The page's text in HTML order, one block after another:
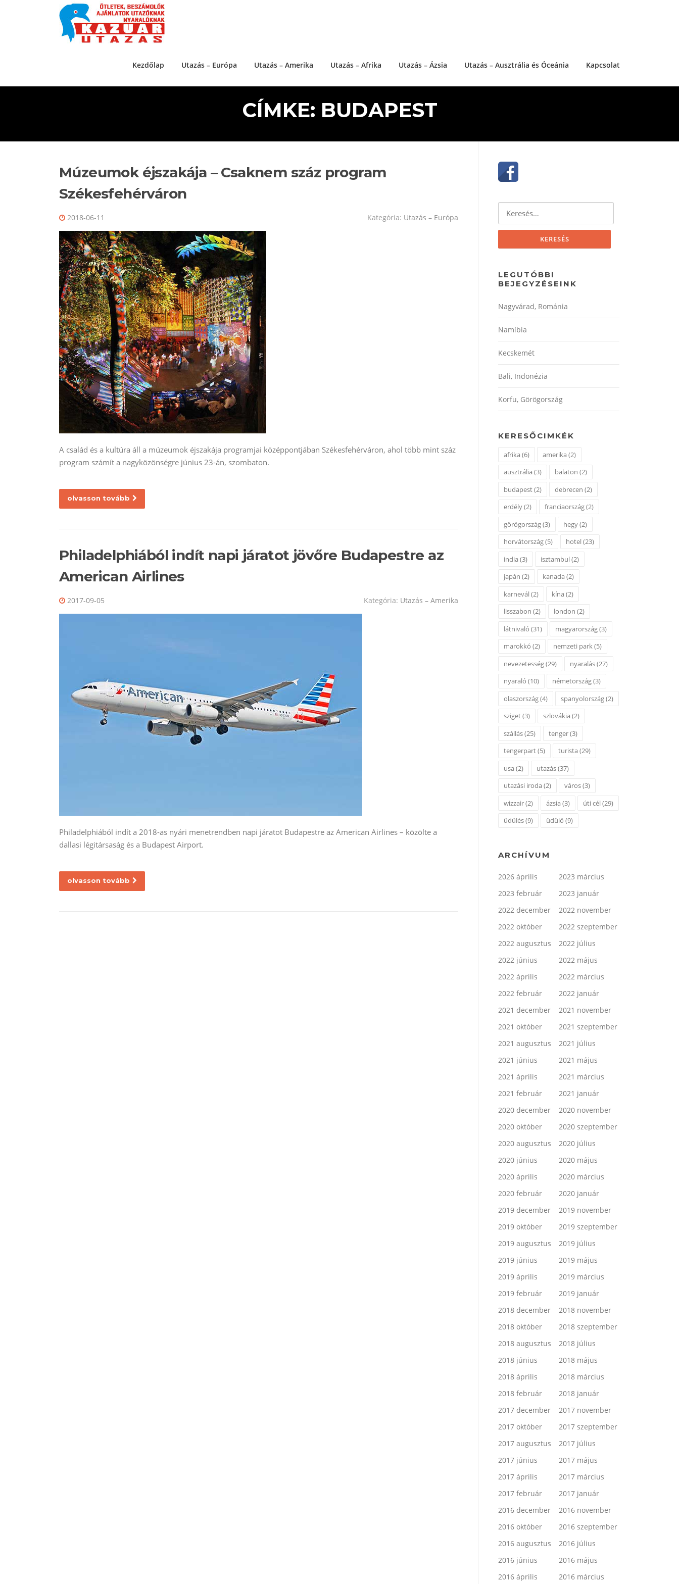
Ugrás a tartalomra
Kezdőlap Utazás – Európa Utazás – Amerika Utazás – Afrika Utazás – Ázsia Utazás – Ausztrália és Óceánia Kapcsolat
CÍMKE: BUDAPEST
Múzeumok éjszakája – Csaknem száz program
Székesfehérváron
2018-06-11 Kategória: Utazás – Európa
A család és a kultúra áll a múzeumok éjszakája programjai középpontjában Székesfehérváron, ahol több mint száz
program számít a nagyközönségre június 23-án, szombaton.
olvasson tovább
Philadelphiából indít napi járatot jövőre Budapestre az
American Airlines
2017-09-05 Kategória: Utazás – Amerika
Philadelphiából indít a 2018-as nyári menetrendben napi járatot Budapestre az American Airlines – közölte a
dallasi légitársaság és a Budapest Airport.
olvasson tovább
Keresés:
LEGUTÓBBI
BEJEGYZÉSEINK
Nagyvárad, Románia
Namíbia
Kecskemét
Bali, Indonézia
Korfu, Görögország
KERESŐCIMKÉK
afrika(6) amerika(2)
ausztrália(3) balaton (2)
budapest(2) debrecen (2)
erdély(2) franciaország(2)
görögország(3) hegy(2)
horvátország(5) hotel(23)
india(3) isztambul(2)
japán (2) kanada(2)
karnevál(2) kína(2)
lisszabon (2) london (2)
látnivaló (31) magyarország(3)
marokkó (2) nemzeti park(5)
nevezetesség(29) nyaralás(27)
nyaraló (10) németország(3)
olaszország(4) spanyolország(2)
sziget(3) szlovákia(2)
szállás(25) tenger(3)
tengerpart(5) turista(29)
usa(2) utazás(37)
utazási iroda(2) város(3)
wizzair(2) ázsia(3) úti cél(29)
üdülés(9) üdülő (9)
ARCHÍVUM
2026 április
2023 március
2023 február
2023 január
2022 december
2022 november
2022 október
2022 szeptember
2022 augusztus
2022 július
2022 június
2022 május
2022 április
2022 március
2022 február
2022 január
2021 december
2021 november
2021 október
2021 szeptember
2021 augusztus
2021 július
2021 június
2021 május
2021 április
2021 március
2021 február
2021 január
2020 december
2020 november
2020 október
2020 szeptember
2020 augusztus
2020 július
2020 június
2020 május
2020 április
2020 március
2020 február
2020 január
2019 december
2019 november
2019 október
2019 szeptember
2019 augusztus
2019 július
2019 június
2019 május
2019 április
2019 március
2019 február
2019 január
2018 december
2018 november
2018 október
2018 szeptember
2018 augusztus
2018 július
2018 június
2018 május
2018 április
2018 március
2018 február
2018 január
2017 december
2017 november
2017 október
2017 szeptember
2017 augusztus
2017 július
2017 június
2017 május
2017 április
2017 március
2017 február
2017 január
2016 december
2016 november
2016 október
2016 szeptember
2016 augusztus
2016 július
2016 június
2016 május
2016 április
2016 március